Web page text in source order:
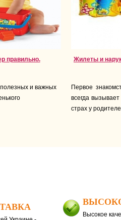
правильно.
и важных
Жилеты и
Первое
всегда
страх у
Высокое